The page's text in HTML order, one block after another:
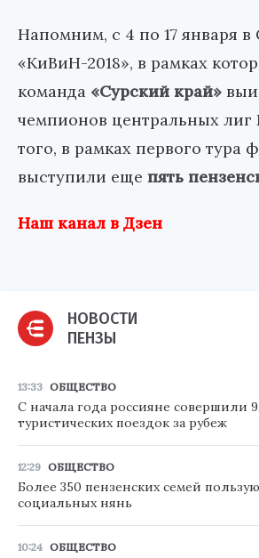
Напомним, с 4 по 17 января в
«КиВиН-2018», в рамках
команда «Сурский край»
чемпионов центральных
того, в рамках первого тура
выступили еще пять
Наш канал в Дзен
НОВОСТИ
ПЕНЗЫ
13:33 ОБЩЕСТВО
С начала года россияне совершили
туристических поездок за рубеж
12:29 ОБЩЕСТВО
Более 350 пензенских семей
социальных нянь
10:24 ОБЩЕСТВО